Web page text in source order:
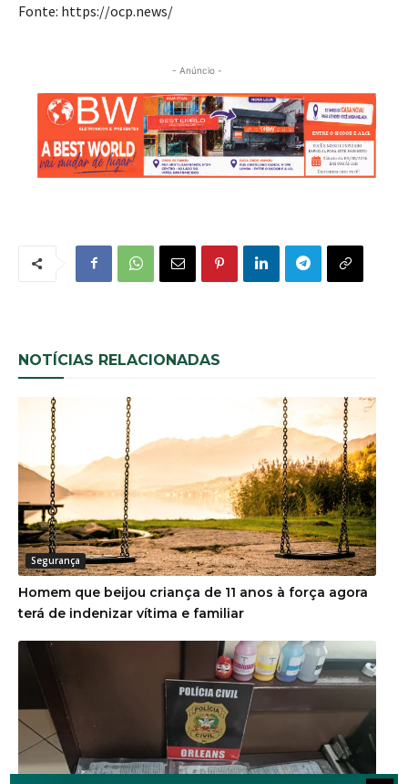
Fonte: https://ocp.news/
- Anúncio -
NOTÍCIAS RELACIONADAS
Segurança
Homem que beijou criança de 11 anos à força agora
terá de indenizar vítima e familiar